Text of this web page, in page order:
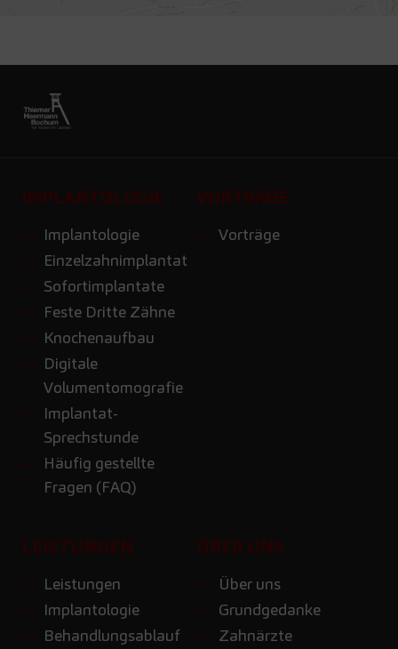
IMPLANTOLOGIE
Implantologie
Einzelzahnimplantat
Sofortimplantate
Feste Dritte Zähne
Knochenaufbau
Digitale
Volumentomografie
Implantat-
Sprechstunde
Häufig gestellte
Fragen (FAQ)
VORTRÄGE
Vorträge
LEISTUNGEN
Leistungen
Implantologie
Behandlungsablauf
ÜBER UNS
Über uns
Grundgedanke
Zahnärzte